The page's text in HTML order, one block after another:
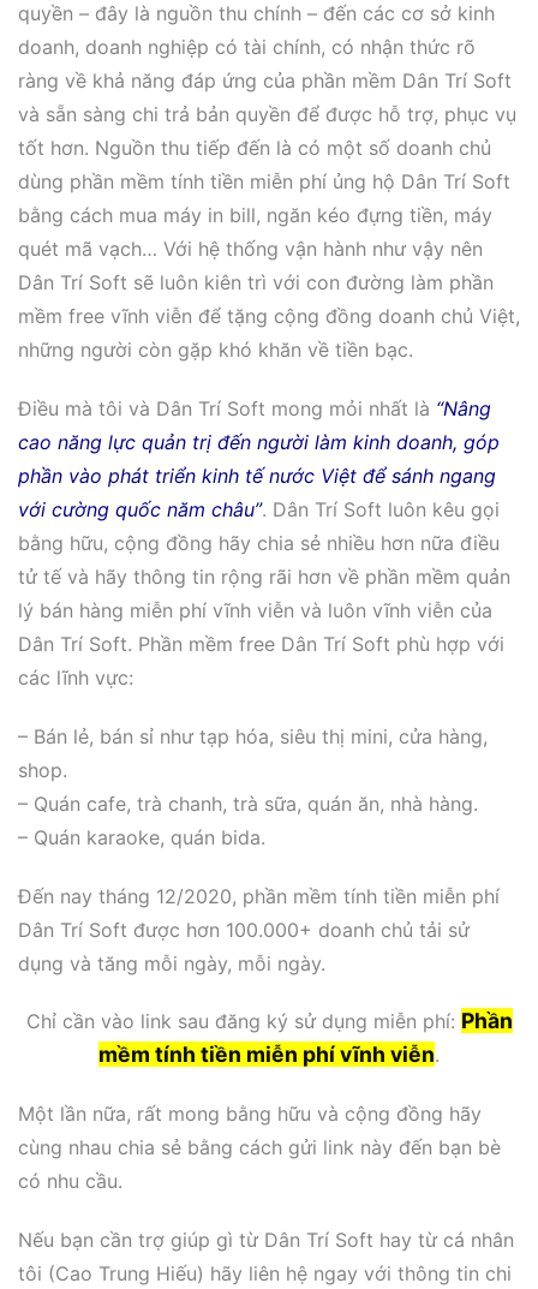
quyền – đây là nguồn thu chính – đến các cơ sở kinh
doanh, doanh nghiệp có tài chính, có nhận thức rõ
ràng về khả năng đáp ứng của phần mềm Dân Trí Soft
và sẵn sàng chi trả bản quyền để được hỗ trợ, phục vụ
tốt hơn. Nguồn thu tiếp đến là có một số doanh chủ
dùng phần mềm tính tiền miễn phí ủng hộ Dân Trí Soft
bằng cách mua máy in bill, ngăn kéo đựng tiền, máy
quét mã vạch… Với hệ thống vận hành như vậy nên
Dân Trí Soft sẽ luôn kiên trì với con đường làm phần
mềm free vĩnh viễn để tặng cộng đồng doanh chủ Việt,
những người còn gặp khó khăn về tiền bạc.
Điều mà tôi và Dân Trí Soft mong mỏi nhất là “Nâng
cao năng lực quản trị đến người làm kinh doanh, góp
phần vào phát triển kinh tế nước Việt để sánh ngang
với cường quốc năm châu”. Dân Trí Soft luôn kêu gọi
bằng hữu, cộng đồng hãy chia sẻ nhiều hơn nữa điều
tử tế và hãy thông tin rộng rãi hơn về phần mềm quản
lý bán hàng miễn phí vĩnh viễn và luôn vĩnh viễn của
Dân Trí Soft. Phần mềm free Dân Trí Soft phù hợp với
các lĩnh vực:
– Bán lẻ, bán sỉ như tạp hóa, siêu thị mini, cửa hàng,
shop.
– Quán cafe, trà chanh, trà sữa, quán ăn, nhà hàng.
– Quán karaoke, quán bida.
Đến nay tháng 12/2020, phần mềm tính tiền miễn phí
Dân Trí Soft được hơn 100.000+ doanh chủ tải sử
dụng và tăng mỗi ngày, mỗi ngày.
Chỉ cần vào link sau đăng ký sử dụng miễn phí: Phần
mềm tính tiền miễn phí vĩnh viễn.
Một lần nữa, rất mong bằng hữu và cộng đồng hãy
cùng nhau chia sẻ bằng cách gửi link này đến bạn bè
có nhu cầu.
Nếu bạn cần trợ giúp gì từ Dân Trí Soft hay từ cá nhân
tôi (Cao Trung Hiếu) hãy liên hệ ngay với thông tin chi